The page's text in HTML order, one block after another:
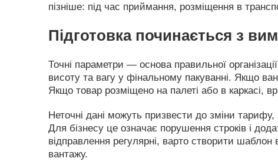
пізніше: під час приймання, розміщення в
Підготовка починається з
Точні параметри — основа правильної
висоту та вагу у фінальному пакуванні. Якщо
Якщо товар розміщено на палеті або в каркасі,
Неточні дані можуть призвести до зміни
Для бізнесу це означає порушення строків і
відправлення регулярні, варто створити
вантажу.